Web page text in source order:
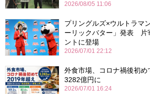
2026/08/05 11:06
プリングルズ×ウルトラマ
ーリックバター」発表 片
ントに登場
2026/07/01 22:12
外食市場、コロナ禍後初
3282億円に
2026/07/01 16:24